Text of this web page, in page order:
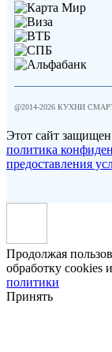
@2014-2026 КУХНИ
Этот сайт
политика
предоставления
Продолжая
обработку cookies
политики
Принять